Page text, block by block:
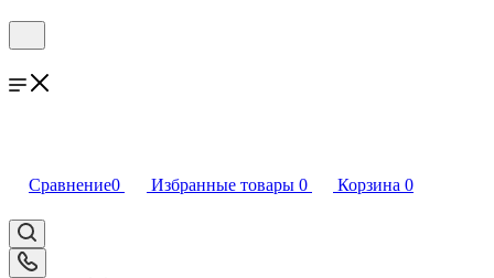
Сравнение0 Избранные товары 0 Корзина 0